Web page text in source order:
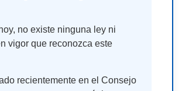
no existe ninguna ley ni
vigor que reconozca este
recientemente en el Consejo